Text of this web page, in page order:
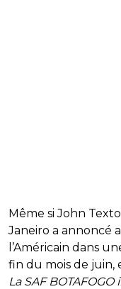
Même si John
Janeiro a annoncé
l’Américain dans
fin du mois de
La SAF